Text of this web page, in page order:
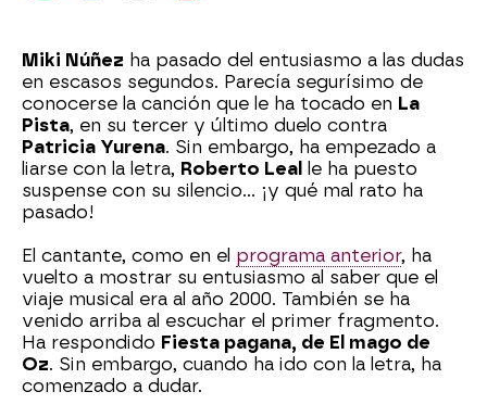
Miki Núñez ha pasado del entusiasmo a las dudas
en escasos segundos. Parecía segurísimo de
conocerse la canción que le ha tocado en La
Pista, en su tercer y último duelo contra
Patricia Yurena. Sin embargo, ha empezado a
liarse con la letra, Roberto Leal
le ha puesto
suspense con su silencio… ¡y qué mal rato ha
pasado!
El cantante, como en el programa anterior, ha
vuelto a mostrar su entusiasmo al saber que el
viaje musical era al año 2000. También se ha
venido arriba al escuchar el primer fragmento.
Ha respondido Fiesta pagana, de El mago de
Oz. Sin embargo, cuando ha ido con la letra, ha
comenzado a dudar.